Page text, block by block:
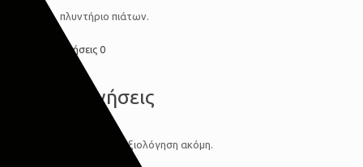
πλυντήριο πιάτων.
Αξιολογήσεις 0
Αξιολογήσεις
Δεν υπάρχει καμία αξιολόγηση ακόμη.